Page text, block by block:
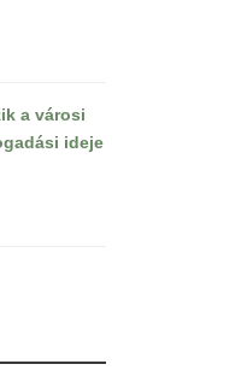
a városi
ideje